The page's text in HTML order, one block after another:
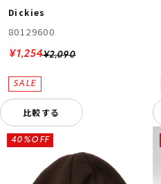
Dickies
80129600
¥2,090
¥1,254
比較する
40%OFF